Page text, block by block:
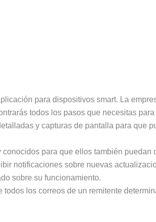
para dispositivos smart. La
todos los pasos que necesitas
y capturas de pantalla para que
para que ellos también puedan
notificaciones sobre nuevas
sobre su funcionamiento.
los correos de un remitente